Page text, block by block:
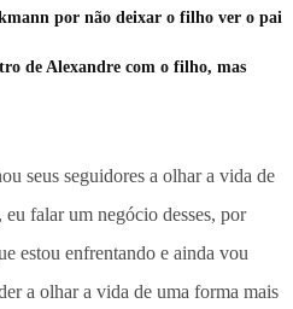
por não deixar o filho ver o pai
de Alexandre com o filho, mas
seus seguidores a olhar a vida de
falar um negócio desses, por
estou enfrentando e ainda vou
a olhar a vida de uma forma mais